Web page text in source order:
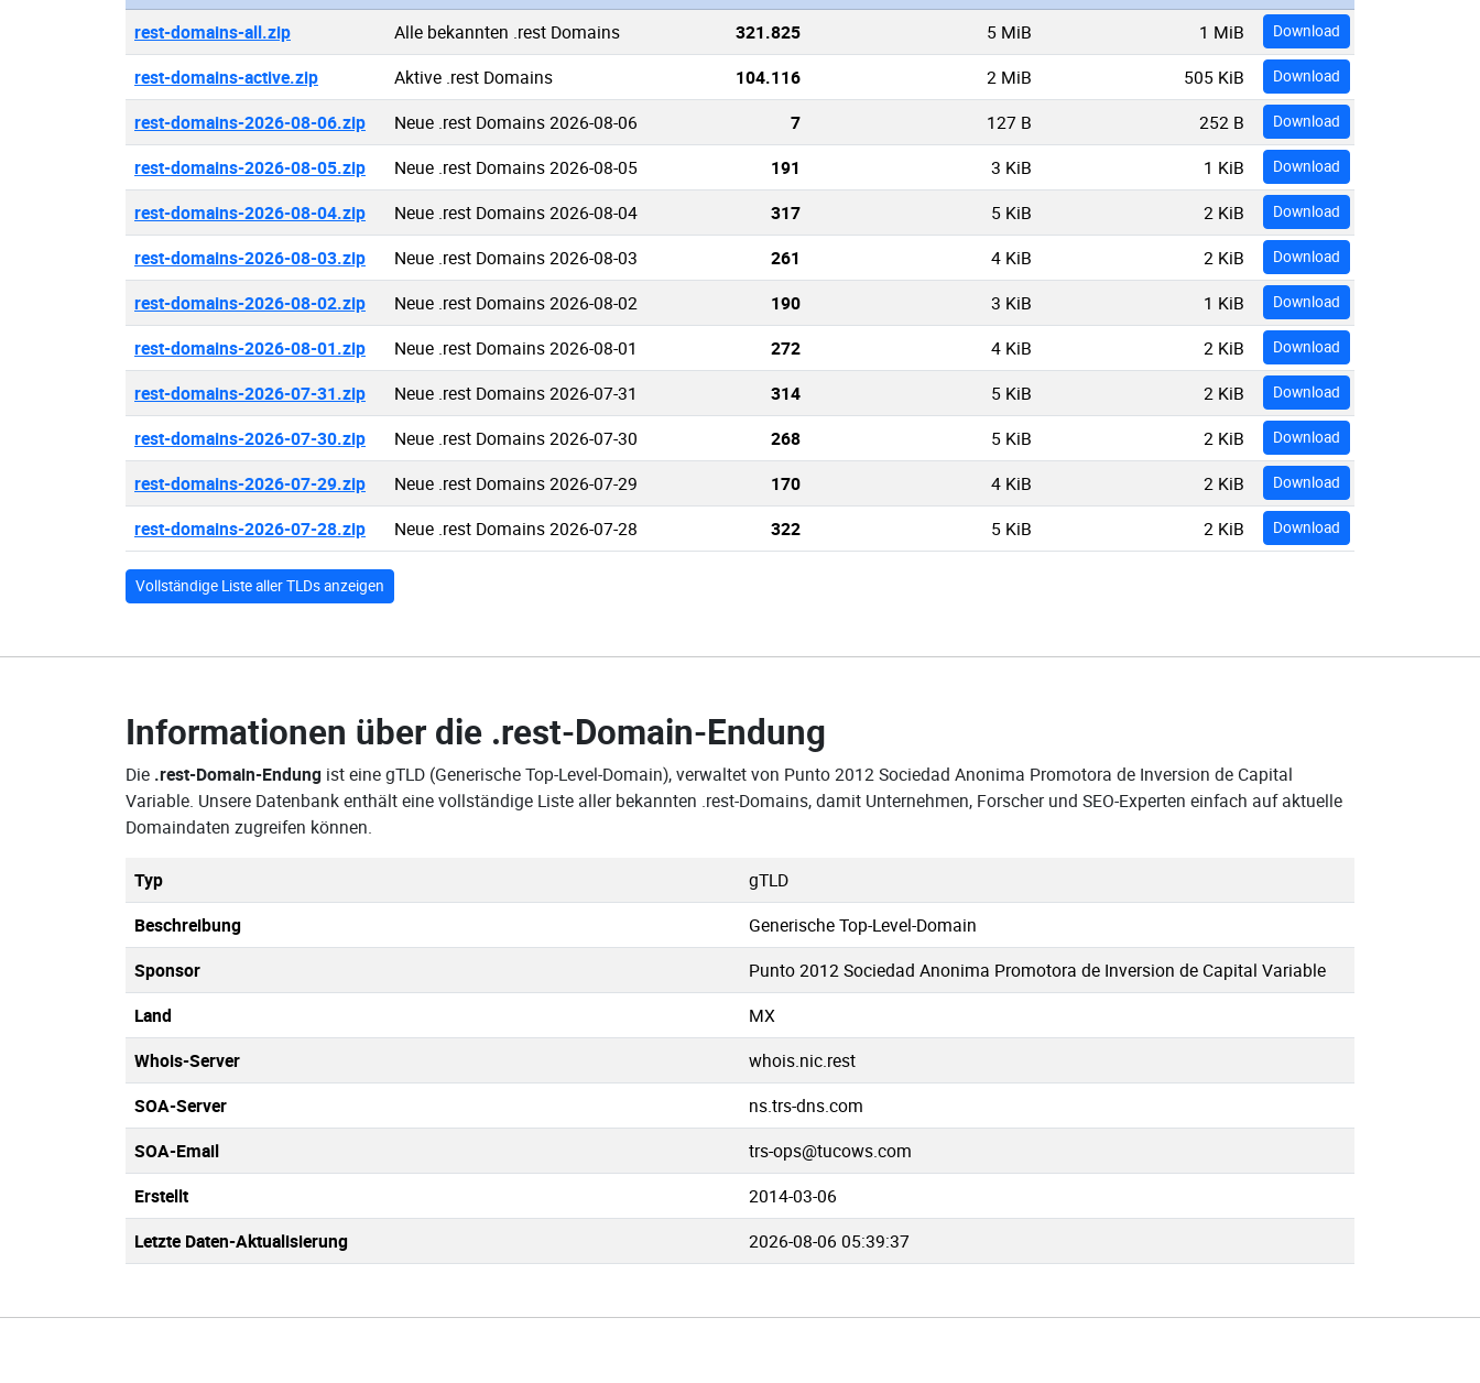
rest-domains-all.zip Alle bekannten .rest Domains 321.825 5 MiB 1 MiB Download
rest-domains-active.zip Aktive .rest Domains 104.116 2 MiB 505 KiB Download
rest-domains-2026-08-06.zip Neue .rest Domains 2026-08-06 7 127 B 252 B Download
rest-domains-2026-08-05.zip Neue .rest Domains 2026-08-05 191 3 KiB 1 KiB Download
rest-domains-2026-08-04.zip Neue .rest Domains 2026-08-04 317 5 KiB 2 KiB Download
rest-domains-2026-08-03.zip Neue .rest Domains 2026-08-03 261 4 KiB 2 KiB Download
rest-domains-2026-08-02.zip Neue .rest Domains 2026-08-02 190 3 KiB 1 KiB Download
rest-domains-2026-08-01.zip Neue .rest Domains 2026-08-01 272 4 KiB 2 KiB Download
rest-domains-2026-07-31.zip Neue .rest Domains 2026-07-31 314 5 KiB 2 KiB Download
rest-domains-2026-07-30.zip Neue .rest Domains 2026-07-30 268 5 KiB 2 KiB Download
rest-domains-2026-07-29.zip Neue .rest Domains 2026-07-29 170 4 KiB 2 KiB Download
rest-domains-2026-07-28.zip Neue .rest Domains 2026-07-28 322 5 KiB 2 KiB Download
Vollständige Liste aller TLDs anzeigen
Informationen über die .rest-Domain-Endung
Die .rest-Domain-Endung ist eine gTLD (Generische Top-Level-Domain), verwaltet von Punto 2012 Sociedad Anonima Promotora de Inversion de Capital
Variable. Unsere Datenbank enthält eine vollständige Liste aller bekannten .rest-Domains, damit Unternehmen, Forscher und SEO-Experten einfach auf aktuelle
Domaindaten zugreifen können.
Typ
gTLD
Beschreibung
Generische Top-Level-Domain
Sponsor
Punto 2012 Sociedad Anonima Promotora de Inversion de Capital Variable
Land
MX
Whois-Server
whois.nic.rest
SOA-Server
ns.trs-dns.com
SOA-Email
trs-ops@tucows.com
Erstellt
2014-03-06
Letzte Daten-Aktualisierung
2026-08-06 05:39:37